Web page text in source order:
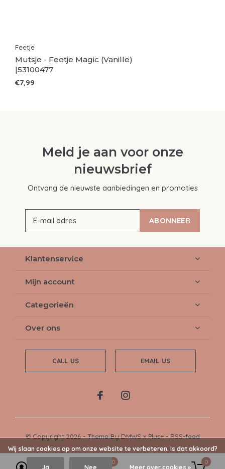
Feetje
Mutsje - Feetje Magic (Vanille)
|53100477
€7,99
Meld je aan voor onze
nieuwsbrief
Ontvang de nieuwste aanbiedingen en promoties
ABONNEER
Klantenservice
Mijn account
Categorieën
Over ons
CALL US EMAIL US
© Copyright2026- Theme ByDMWSxPlus+-RSS-feed
0 0
Wij slaan cookies op om onze website te verbeteren. Is dat akkoord?
Ja Nee Meer over cookies »